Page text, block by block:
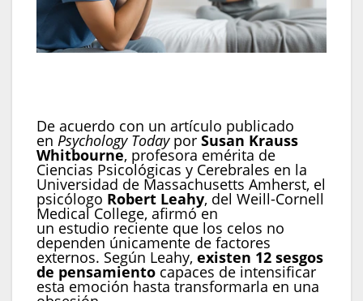
De acuerdo con un artículo publicado
en Psychology Todaypor Susan Krauss
Whitbourne, profesora emérita de
Ciencias Psicológicas y Cerebrales en la
Universidad de Massachusetts Amherst, el
psicólogo Robert Leahy, del Weill-Cornell
Medical College, afirmó en
un estudio reciente que los celos no
dependen únicamente de factores
externos. Según Leahy, existen 12 sesgos
de pensamiento capaces de intensificar
esta emoción hasta transformarla en una